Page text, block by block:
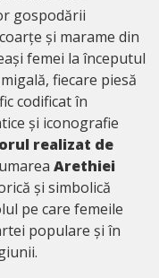
gospodării
și marame din
femei la începutul
fiecare piesă
codificat în
și iconografie
realizat de
Arethiei
și simbolică
pe care femeile
populare și în